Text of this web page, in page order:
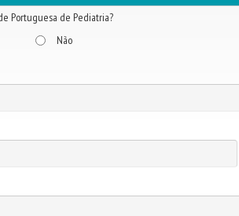
Portuguesa de Pediatria?
Não